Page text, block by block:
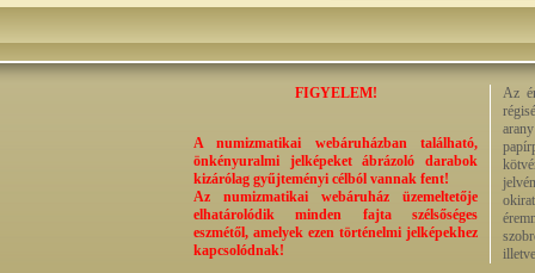
FIGYELEM!
A numizmatikai webáruházban található,
önkényuralmi jelképeket ábrázoló darabok
kizárólag gyűjteményi célból vannak fent!
Az numizmatikai webáruház üzemeltetője
elhatárolódik minden fajta szélsőséges
eszmétől, amelyek ezen történelmi jelképekhez
kapcsolódnak!
Az